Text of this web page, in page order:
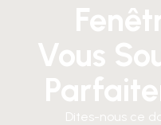
Vous
Dites-nous ce